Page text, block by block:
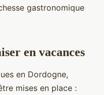
gastronomique
en vacances
en Dordogne,
mises en place :